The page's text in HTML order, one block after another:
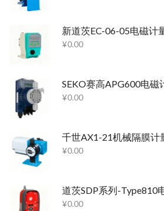
新道茨EC-06-05电磁计
¥0.00
SEKO赛高APG600电磁
¥0.00
千世AX1-21机械隔膜计
¥0.00
¥0.00